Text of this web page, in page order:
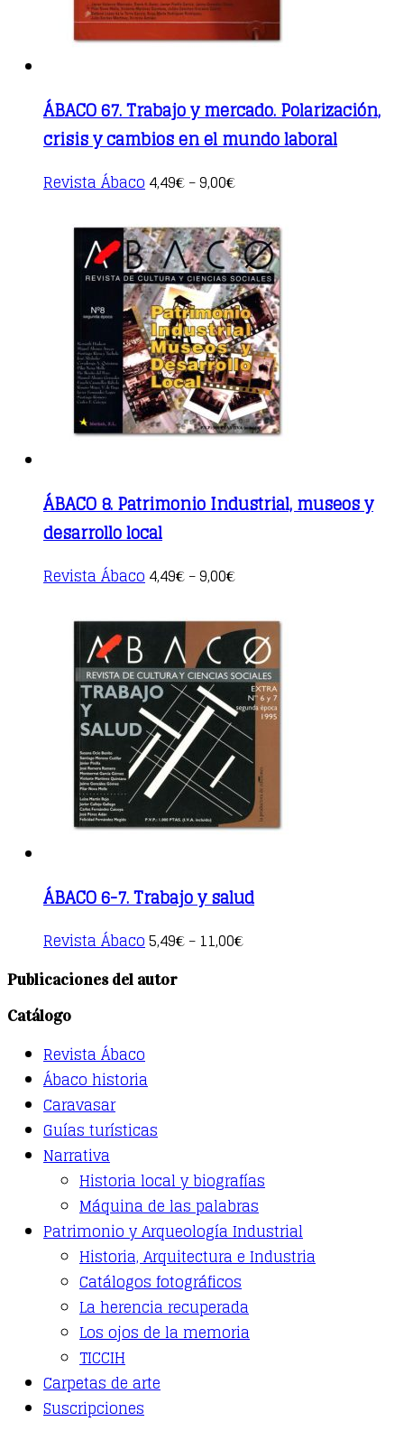
ÁBACO 67. Trabajo y mercado. Polarización,
crisis y cambios en el mundo laboral
Revista Ábaco This
product
multiple
variants.
The
options
may
be
chosen
on
the
product
page
4,49€ – 9,00€
ÁBACO 8. Patrimonio Industrial, museos y
desarrollo local
Revista Ábaco This
product
multiple
variants.
The
options
may
be
chosen
on
the
product
page
4,49€ – 9,00€
ÁBACO 6-7. Trabajo y salud
Revista Ábaco This
product
has
multiple
the
product
5,49€ – 11,00€
Publicaciones del autor
Catálogo
Revista Ábaco
Ábaco historia
Caravasar
Guías turísticas
Narrativa
Historia local y biografías
Máquina de las palabras
Patrimonio y Arqueología Industrial
Historia, Arquitectura e Industria
Catálogos fotográficos
La herencia recuperada
Los ojos de la memoria
TICCIH
Carpetas de arte
Suscripciones